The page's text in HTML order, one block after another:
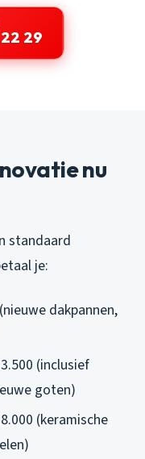
29
nu
standaard
je:
dakpannen,
(inclusief
goten)
(keramische